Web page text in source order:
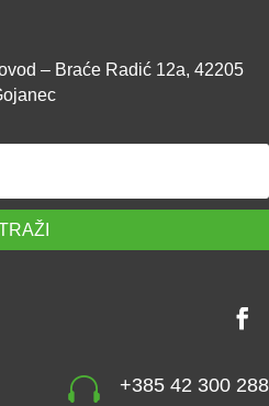
– Braće Radić 12a, 42205
 +385 42 300 288